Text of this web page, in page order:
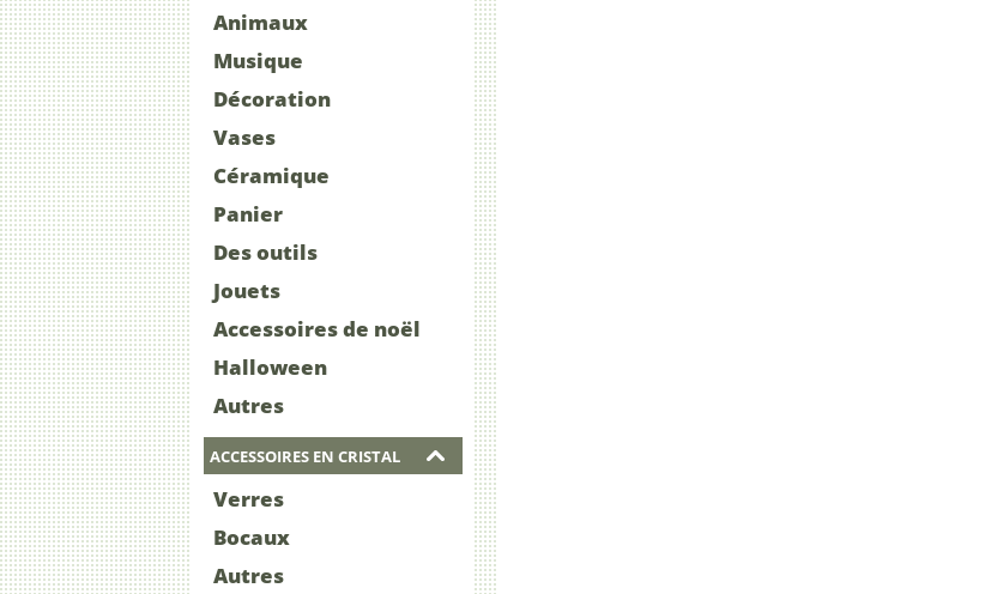
Animaux
Musique
Décoration
Vases
Céramique
Panier
Des outils
Jouets
Accessoires de noël
Halloween
Autres
ACCESSOIRES EN CRISTAL
Verres
Bocaux
Autres